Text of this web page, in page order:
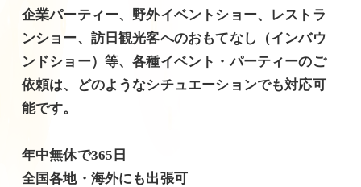
企業パーティー、野外イベントショー、レストラ
ンショー、訪日観光客へのおもてなし（インバウ
ンドショー）等、各種イベント・パーティーのご
依頼は、どのようなシチュエーションでも対応可
能です。
年中無休で365日
全国各地・海外にも出張可